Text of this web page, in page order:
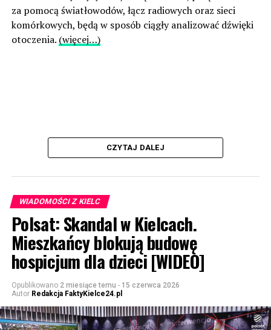
za pomocą światłowodów, łącz radiowych oraz sieci
komórkowych, będą w sposób ciągły analizować dźwięki
otoczenia. (więcej…)
CZYTAJ DALEJ
WIADOMOŚCI Z KIELC
Polsat: Skandal w Kielcach.
Mieszkańcy blokują budowę
hospicjum dla dzieci [WIDEO]
Opublikowano 2 miesiące temu - 15 czerwca 2026
Autor Redakcja FaktyKielce24.pl